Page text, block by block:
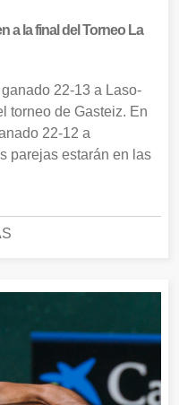
a la final del Torneo La
22-13 a Laso-
torneo de Gasteiz. En
22-12 a
parejas estarán en las